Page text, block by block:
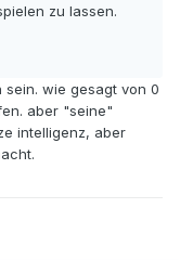
zu lassen.
wie gesagt von 0
aber "seine"
intelligenz, aber